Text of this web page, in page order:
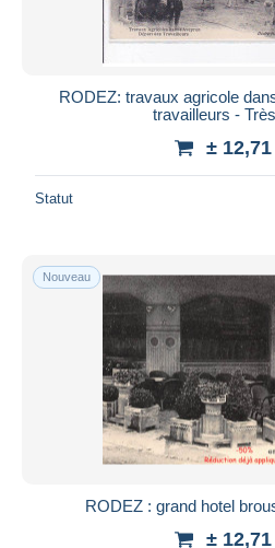
RODEZ: travaux agricole
travailleurs -
±
Statut
Nouveau
RODEZ : grand hotel
±